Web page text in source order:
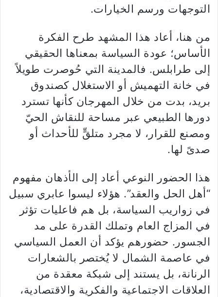
التوجهات ورسم الخيارات.
من هنا، أعاد هذا المشهد طرح الفكرة
الأساس؛ عودة السياسة بمعناها الحقيقي
إلى طرابلس. فالمدينة التي حُوصرت طويلاً
في خانة التهميش أو الاستغلال كصندوق
بريد، بدت من خلال المهرجان كأنها تسترد
دورها الطبيعي عبر مساحة للنقاش الحيّ
ومصنع للقرار، لا مجرد متلقٍّ للأحداث أو
صدىً لها.
هذا الحضور النوعي أعاد إلى الأذهان مفهوم
“أهل الحل والعقد”. هؤلاء ليسوا عابري سبيل
في زواريب السياسة، بل هم فاعليات تؤثر
في المزاج العام وتملك القدرة على مد
الجسور. حضورهم يؤكد أن العمل السياسي
في عاصمة الشمال لا يُختصر بالشعارات
الرنانة، بل يستند إلى شبكة معقدة من
العلاقات الاجتماعية والفكرية والاقتصادية،